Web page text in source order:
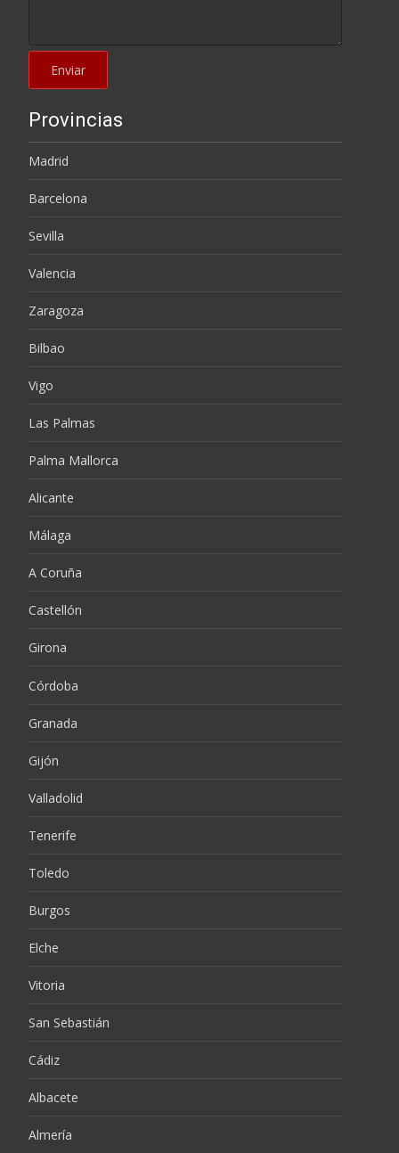
Provincias
Madrid
Barcelona
Sevilla
Valencia
Zaragoza
Bilbao
Vigo
Las Palmas
Palma Mallorca
Alicante
Málaga
A Coruña
Castellón
Girona
Córdoba
Granada
Gijón
Valladolid
Tenerife
Toledo
Burgos
Elche
Vitoria
San Sebastián
Cádiz
Albacete
Almería